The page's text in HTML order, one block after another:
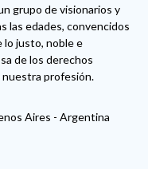
grupo de visionarios y
las edades, convencidos
lo justo, noble e
de los derechos
nuestra profesión.
Aires - Argentina